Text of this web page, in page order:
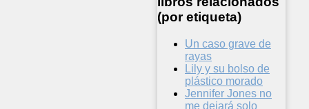
(por etiqueta)
Un caso grave de
rayas
Lily y su bolso de
plástico morado
Jennifer Jones no
me dejará solo